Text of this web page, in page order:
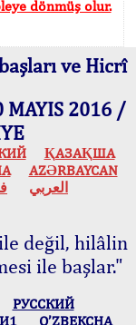
dönmüş olur.
ve Hicrî
MAYIS 2016 /
ҚАЗАҚША
AZӘRBAYCAN
العربي
değil, hilâlin
ile başlar."
РУССКИЙ
O’ZBEKCHA